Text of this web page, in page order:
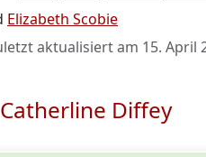
Elizabeth Scobie
aktualisiert am 15. April
Diffey